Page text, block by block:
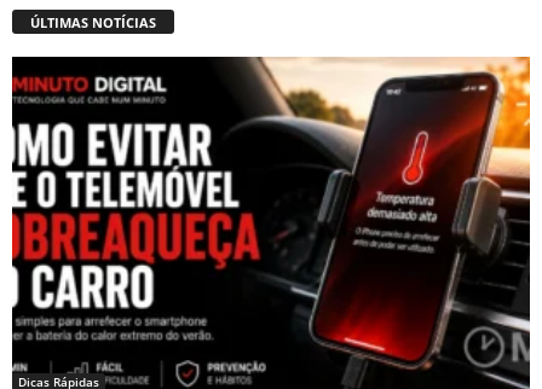
ÚLTIMAS NOTÍCIAS
Dicas Rápidas